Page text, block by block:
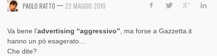
PAOLO RATTO — 22 MAGGIO 2010
Va bene l’advertising “aggressivo”, ma forse a Gazzetta.it
hanno un pò esagerato…
Che dite?